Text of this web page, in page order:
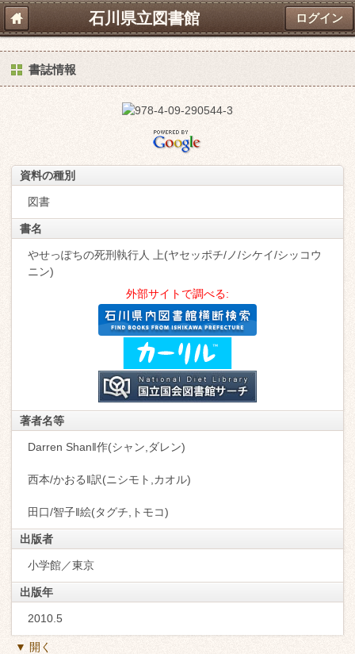
石川県立図書館 ログイン
書誌情報
資料の種別
図書
書名
やせっぽちの死刑執行人 上(ヤセッポチ/ノ/シケイ/シッコウ
ニン)
外部サイトで調べる:
著者名等
Darren Shan‖作(シャン,ダレン)
西本/かおる‖訳(ニシモト,カオル)
田口/智子‖絵(タグチ,トモコ)
出版者
小学館／東京
出版年
2010.5
▼ 開く